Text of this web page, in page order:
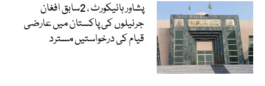
پشاور ہائیکورٹ ، 2سابق افغان
جرنیلوں کی پاکستان میں عارضی
قیام کی درخواستیں مسترد